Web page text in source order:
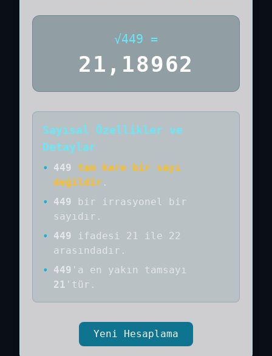
√449 =
21,18962
Sayısal Özellikler ve
Detaylar
• 449
tam kare bir sayı
değildir .
•
449 bir
irrasyonel bir
sayıdır .
•
449
ifadesi 21 ile 22
arasındadır.
•
449 'a en yakın tamsayı
21 'tür.
Yeni Hesaplama